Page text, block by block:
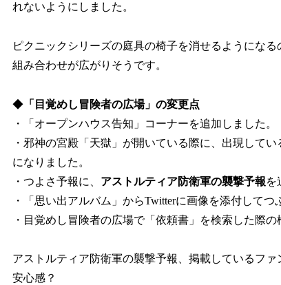
れないようにしました。
ピクニックシリーズの庭具の椅子を消せるようにな
組み合わせが広がりそうです。
◆ 「目覚めし冒険者の広場」の変更点
・「オープンハウス告知」コーナーを追加しました。
・邪神の宮殿「天獄」が開いている際に、出現して
になりました。
・つよさ予報に、 アストルティア防衛軍の襲撃予報を
・「思い出アルバム」からTwitterに画像を添付してつ
・目覚めし冒険者の広場で「依頼書」を検索した際の
アストルティア防衛軍の襲撃予報、掲載しているフ
安心感？